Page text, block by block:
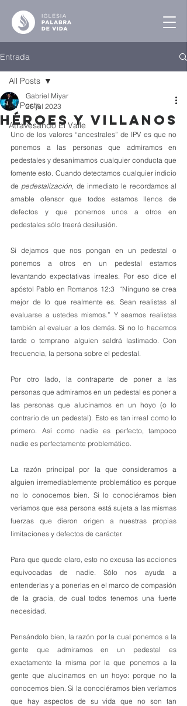
Entrada
All Posts
Atravesando El Valle
All Posts
Héroes y Villanos
Gabriel Miyar
26 jul 2023
Uno de los valores “ancestrales” de IPV es que no
ponemos a las personas que admiramos en
pedestales y desanimamos cualquier conducta que
fomente esto. Cuando detectamos cualquier indicio
de pedestalización, de inmediato le recordamos al
amable ofensor que todos estamos llenos de
defectos y que ponernos unos a otros en
pedestales sólo traerá desilusión.
Si dejamos que nos pongan en un pedestal o
ponemos a otros en un pedestal estamos
levantando expectativas irreales. Por eso dice el
apóstol Pablo en Romanos 12:3  “Ninguno se crea
mejor de lo que realmente es. Sean realistas al
evaluarse a ustedes mismos.” Y seamos realistas
también al evaluar a los demás. Si no lo hacemos
tarde o temprano alguien saldrá lastimado. Con
frecuencia, la persona sobre el pedestal.
Por otro lado, la contraparte de poner a las
personas que admiramos en un pedestal es poner a
las personas que alucinamos en un hoyo (o lo
contrario de un pedestal). Esto es tan irreal como lo
primero. Así como nadie es perfecto, tampoco
nadie es perfectamente problemático.
La razón principal por la que consideramos a
alguien irremediablemente problemático es porque
no lo conocemos bien. Si lo conociéramos bien
veríamos que esa persona está sujeta a las mismas
fuerzas que dieron origen a nuestras propias
limitaciones y defectos de carácter.
Para que quede claro, esto no excusa las acciones
equivocadas de nadie. Sólo nos ayuda a
entenderlas y a ponerlas en el marco de compasión
de la gracia, de cual todos tenemos una fuerte
necesidad.
Pensándolo bien, la razón por la cual ponemos a la
gente que admiramos en un pedestal es
exactamente la misma por la que ponemos a la
gente que alucinamos en un hoyo: porque no la
conocemos bien. Si la conociéramos bien veríamos
que hay aspectos de su vida que no son tan